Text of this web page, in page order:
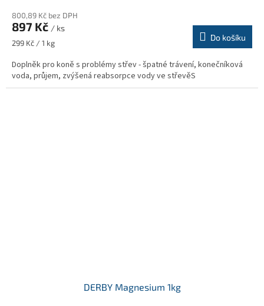
800,89 Kč bez DPH
897 Kč / ks
Měrná
299 Kč / 1 kg
Do košíku
Doplněk pro koně s problémy střev - špatné trávení, konečníková
voda, průjem, zvýšená reabsorpce vody ve střevěS
DERBY Magnesium 1kg